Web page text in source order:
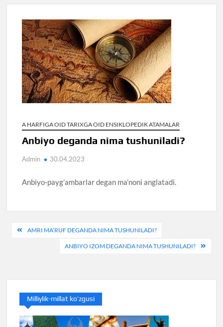
A HARFIGA OID TARIXGA OID ENSIKLOPEDIK ATAMALAR
Anbiyo deganda nima tushuniladi?
Admin 30.04.2023
Anbiyo-payg’ambarlar degan ma’noni anglatadi.
PostAMRI MA’RUF DEGANDA NIMA TUSHUNILADI?
ANBIYO IZOM DEGANDA NIMA TUSHUNILADI?
Milliylik-millat ko’zgusi